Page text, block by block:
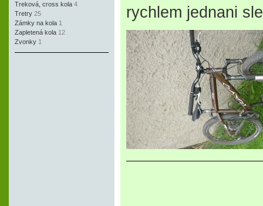
Treková, cross kola 4
Tretry 25
Zámky na kola 1
Zapletená kola 12
Zvonky 1
rychlem jednani